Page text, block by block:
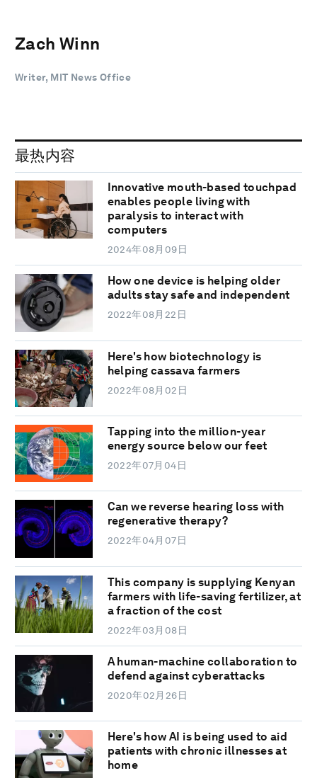
Zach Winn
Writer, MIT News Office
最热内容
Innovative mouth-based touchpad
enables people living with
paralysis to interact with
computers
2024年08月09日
How one device is helping older
adults stay safe and independent
2022年08月22日
Here's how biotechnology is
helping cassava farmers
2022年08月02日
Tapping into the million-year
energy source below our feet
2022年07月04日
Can we reverse hearing loss with
regenerative therapy?
2022年04月07日
This company is supplying Kenyan
farmers with life-saving fertilizer, at
a fraction of the cost
2022年03月08日
A human-machine collaboration to
defend against cyberattacks
2020年02月26日
Here's how AI is being used to aid
patients with chronic illnesses at
home